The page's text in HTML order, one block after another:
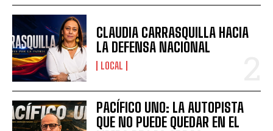
CLAUDIA CARRASQUILLA HACIA
LA DEFENSA NACIONAL
LOCAL
PACÍFICO UNO: LA AUTOPISTA
QUE NO PUEDE QUEDAR EN EL